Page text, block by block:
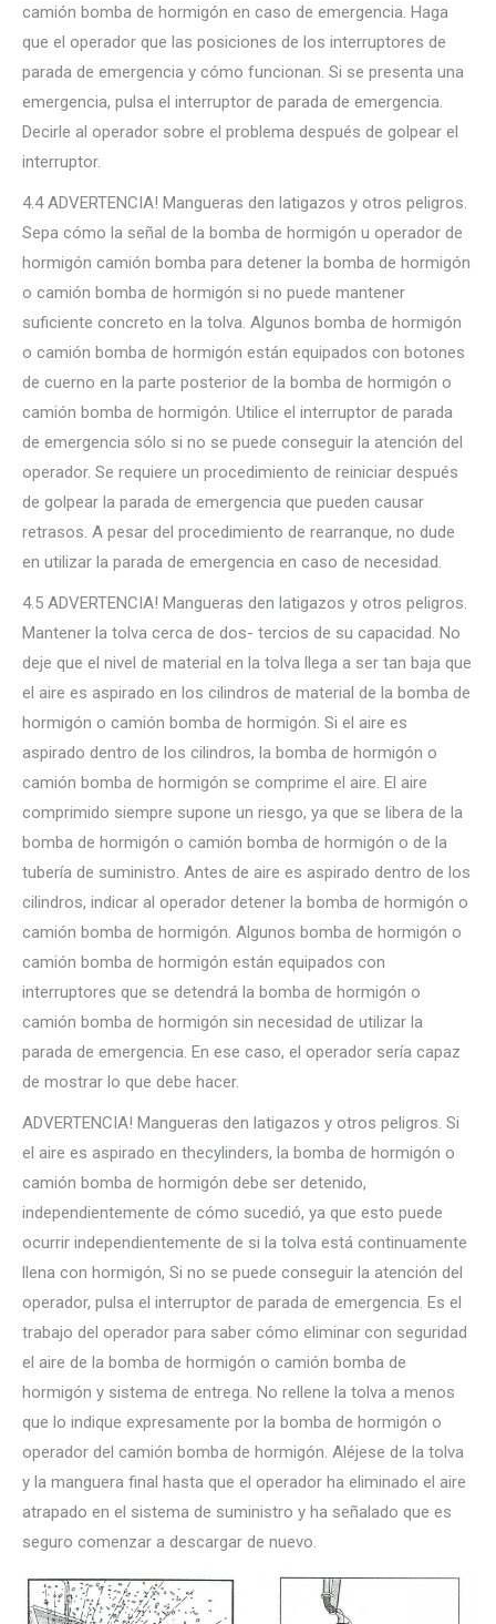
camión bomba de hormigón en caso de emergencia. Haga
que el operador que las posiciones de los interruptores de
parada de emergencia y cómo funcionan. Si se presenta una
emergencia, pulsa el interruptor de parada de emergencia.
Decirle al operador sobre el problema después de golpear el
interruptor.
4.4 ADVERTENCIA! Mangueras den latigazos y otros peligros.
Sepa cómo la señal de la bomba de hormigón u operador de
hormigón camión bomba para detener la bomba de hormigón
o camión bomba de hormigón si no puede mantener
suficiente concreto en la tolva. Algunos bomba de hormigón
o camión bomba de hormigón están equipados con botones
de cuerno en la parte posterior de la bomba de hormigón o
camión bomba de hormigón. Utilice el interruptor de parada
de emergencia sólo si no se puede conseguir la atención del
operador. Se requiere un procedimiento de reiniciar después
de golpear la parada de emergencia que pueden causar
retrasos. A pesar del procedimiento de rearranque, no dude
en utilizar la parada de emergencia en caso de necesidad.
4.5 ADVERTENCIA! Mangueras den latigazos y otros peligros.
Mantener la tolva cerca de dos- tercios de su capacidad. No
deje que el nivel de material en la tolva llega a ser tan baja que
el aire es aspirado en los cilindros de material de la bomba de
hormigón o camión bomba de hormigón. Si el aire es
aspirado dentro de los cilindros, la bomba de hormigón o
camión bomba de hormigón se comprime el aire. El aire
comprimido siempre supone un riesgo, ya que se libera de la
bomba de hormigón o camión bomba de hormigón o de la
tubería de suministro. Antes de aire es aspirado dentro de los
cilindros, indicar al operador detener la bomba de hormigón o
camión bomba de hormigón. Algunos bomba de hormigón o
camión bomba de hormigón están equipados con
interruptores que se detendrá la bomba de hormigón o
camión bomba de hormigón sin necesidad de utilizar la
parada de emergencia. En ese caso, el operador sería capaz
de mostrar lo que debe hacer.
ADVERTENCIA! Mangueras den latigazos y otros peligros. Si
el aire es aspirado en thecylinders, la bomba de hormigón o
camión bomba de hormigón debe ser detenido,
independientemente de cómo sucedió, ya que esto puede
ocurrir independientemente de si la tolva está continuamente
llena con hormigón, Si no se puede conseguir la atención del
operador, pulsa el interruptor de parada de emergencia. Es el
trabajo del operador para saber cómo eliminar con seguridad
el aire de la bomba de hormigón o camión bomba de
hormigón y sistema de entrega. No rellene la tolva a menos
que lo indique expresamente por la bomba de hormigón o
operador del camión bomba de hormigón. Aléjese de la tolva
y la manguera final hasta que el operador ha eliminado el aire
atrapado en el sistema de suministro y ha señalado que es
seguro comenzar a descargar de nuevo.